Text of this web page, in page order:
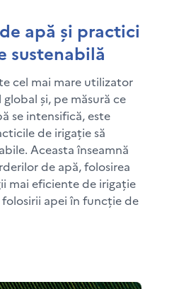
apă și practici
sustenabilă
cel mai mare utilizator
și, pe măsură ce
se intensifică, este
de irigație să
Aceasta înseamnă
de apă, folosirea
mai eficiente de irigație
apei în funcție de